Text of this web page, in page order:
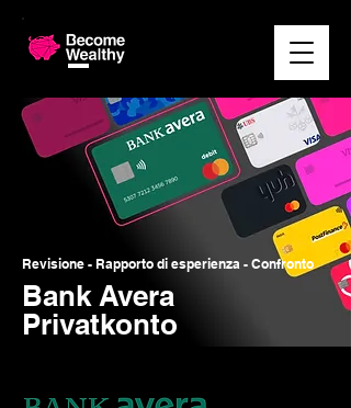
Revisione - Rapporto di esperienza - Confronto
Bank Avera
Privatkonto